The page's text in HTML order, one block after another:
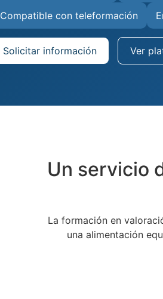
Compatible con teleformación
Solicitar información Ver
Un servicio
La formación en
una alimentación